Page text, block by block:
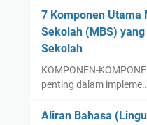
7 Komponen Utama
Sekolah (MBS)
Sekolah
KOMPONEN-
penting dalam
Aliran Bahasa